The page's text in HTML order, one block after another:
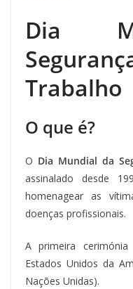
Dia
Trabalho
O que é?
O Dia Mundial da
assinalado desde
homenagear as
doenças profissionais.
A primeira
Estados Unidos da
Nações Unidas).